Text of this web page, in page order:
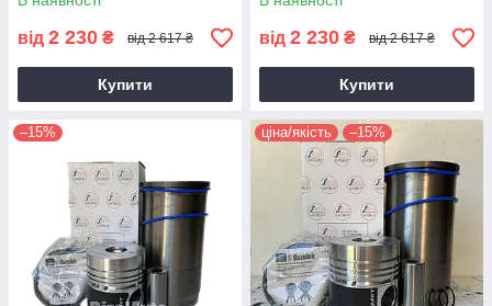
від 2 230 ₴ від 2 617 ₴
Купити
від 2 230 ₴ від 2 617 ₴
Купити
–15% ціна/якість –15%